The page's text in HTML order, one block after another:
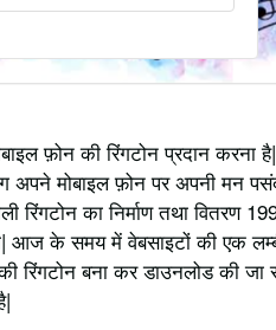
फ़ोन की रिंगटोन प्रदान
मोबाइल फ़ोन पर अपनी मन
रिंगटोन का निर्माण तथा
के समय में वेबसाइटों की एक
रिंगटोन बना कर डाउनलोड की